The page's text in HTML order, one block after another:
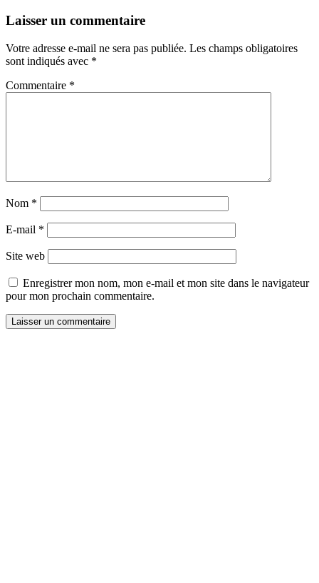
Laisser un commentaire
Votre adresse e-mail ne sera pas publiée. Les champs obligatoires
sont indiqués avec *
Commentaire *
Nom *
E-mail *
Site web
Enregistrer mon nom, mon e-mail et mon site dans le navigateur
pour mon prochain commentaire.